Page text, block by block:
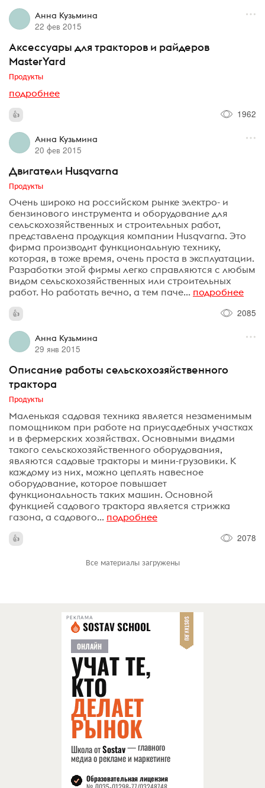
Анна Кузьмина
22 фев 2015
Аксессуары для тракторов и райдеров
MasterYard
Продукты
подробнее
1962
Анна Кузьмина
20 фев 2015
Двигатели Husqvarna
Продукты
Очень широко на российском рынке электро- и
бензинового инструмента и оборудование для
сельскохозяйственных и строительных работ,
представлена продукция компании Husqvarna. Это
фирма производит функциональную технику,
которая, в тоже время, очень проста в эксплуатации.
Разработки этой фирмы легко справляются с любым
видом сельскохозяйственных или строительных
работ. Но работать вечно, а тем паче... подробнее
2085
Анна Кузьмина
29 янв 2015
Описание работы сельскохозяйственного
трактора
Продукты
Маленькая садовая техника является незаменимым
помощником при работе на приусадебных участках
и в фермерских хозяйствах. Основными видами
такого сельскохозяйственного оборудования,
являются садовые тракторы и мини-грузовики. К
каждому из них, можно цеплять навесное
оборудование, которое повышает
функциональность таких машин. Основной
функцией садового трактора является стрижка
газона, а садового... подробнее
2078
Все материалы загружены
РЕКЛАМА